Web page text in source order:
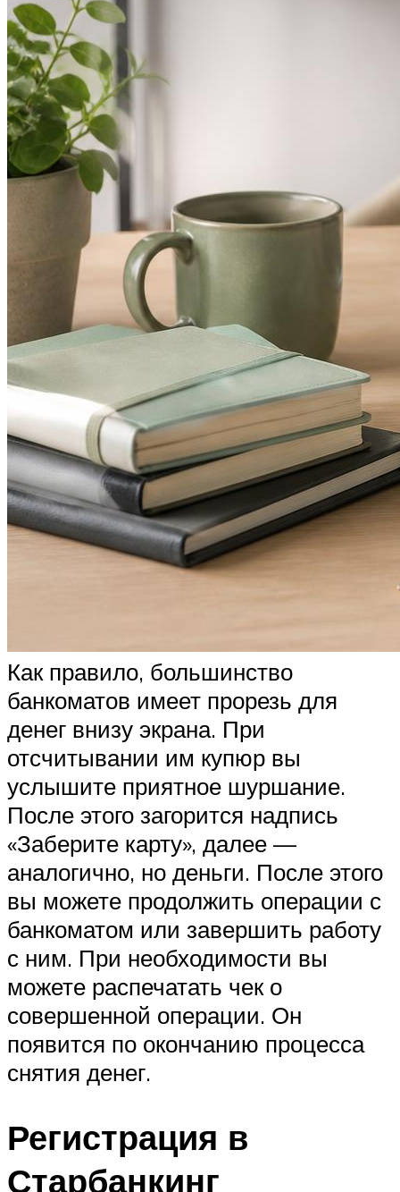
Как правило, большинство
банкоматов имеет прорезь для
денег внизу экрана. При
отсчитывании им купюр вы
услышите приятное шуршание.
После этого загорится надпись
«Заберите карту», далее —
аналогично, но деньги. После этого
вы можете продолжить операции с
банкоматом или завершить работу
с ним. При необходимости вы
можете распечатать чек о
совершенной операции. Он
появится по окончанию процесса
снятия денег.
Регистрация в
Старбанкинг